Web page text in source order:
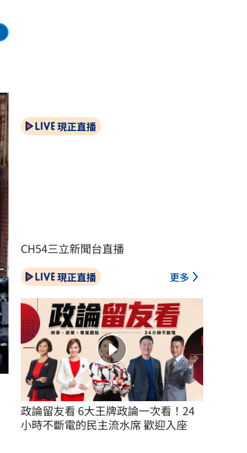
現正直播
CH54三立新聞台直播
現正直播 更多
政論留友看 6大王牌政論一次看！24
小時不斷電的民主流水席 歡迎入座